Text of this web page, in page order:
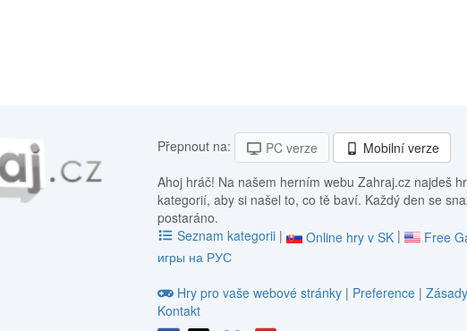
Přepnout na: PC verze
Mobilní verze
Ahoj hráč! Na našem herním webu Zahraj.cz najdeš
kategorií, aby si našel to, co tě baví. Každý den se
postaráno.
Seznam kategorii | Online hry v SK | Free
игры на РУС
Hry pro vaše webové stránky | Preference |
Kontakt